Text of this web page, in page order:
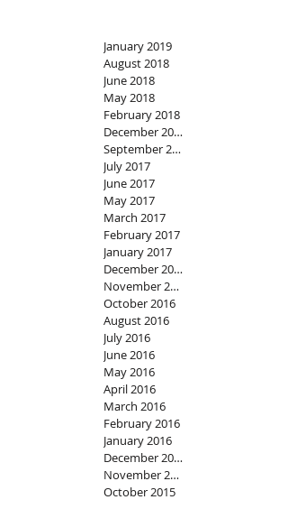
January 2019
August 2018
June 2018
May 2018
February 2018
December 2017
September 2017
July 2017
June 2017
May 2017
March 2017
February 2017
January 2017
December 2016
November 2016
October 2016
August 2016
July 2016
June 2016
May 2016
April 2016
March 2016
February 2016
January 2016
December 2015
November 2015
October 2015